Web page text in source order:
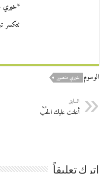
*خيري
تتكسر
الوسوم خيري منصور
السابق
أعلنت عليك الحُبَّ
اترك تعليقاً